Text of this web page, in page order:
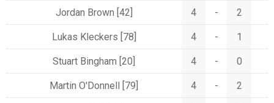
Jordan Brown [42] 4 - 2
Lukas Kleckers [78] 4 - 1
Stuart Bingham [20] 4 - 0
Martin O'Donnell [79] 4 - 2